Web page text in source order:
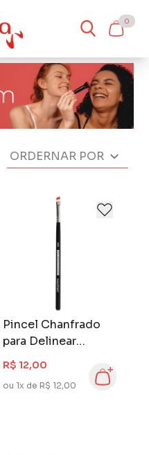
0
Pincel Chanfrado
para Delinear
Macrilan B-104
R$ 12,00
ou 1x de R$ 12,00